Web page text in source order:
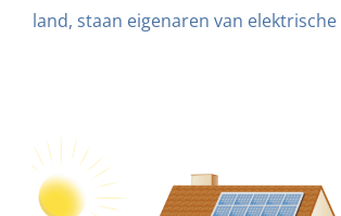
land, staan eigenaren van